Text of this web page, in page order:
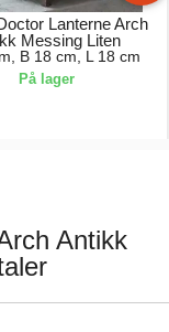
Lanterne Arch
Messing Liten
B 18 cm, L 18 cm
På lager
Antikk